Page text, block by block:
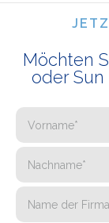
Möchten
oder